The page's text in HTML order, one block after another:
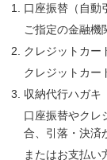
口座振替（自動
ご指定の金融機
クレジットカー
クレジットカー
収納代行ハガキ
口座振替やクレ
合、引落・決済
またはお支払い